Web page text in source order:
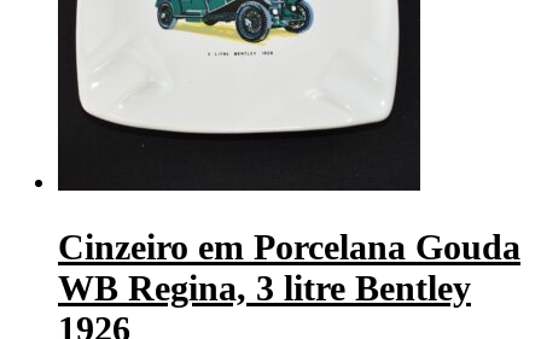
Cinzeiro em Porcelana Gouda
WB Regina, 3 litre Bentley
1926